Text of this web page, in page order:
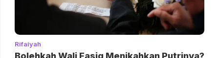
Rifaiyah
Bolehkah Wali Fasiq Menikahkan Putrinya?